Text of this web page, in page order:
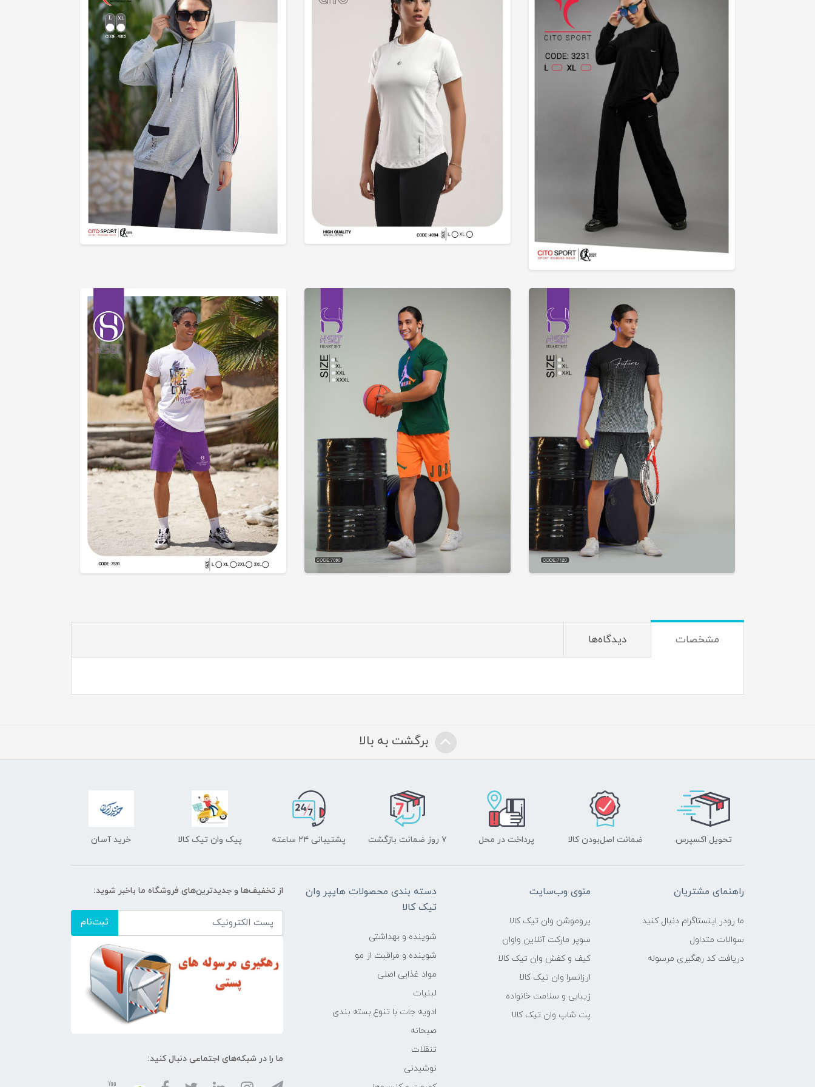
مشخصات دیدگاه‌ها
برگشت به بالا
تحویل اکسپرس ضمانت اصل‌بودن کالا پرداخت در محل ۷ روز ضمانت بازگشت پشتیبانی ۲۴ ساعته پیک وان تیک کالا خرید آسان
راهنمای مشتریان
ما رودر اینستاگرام دنبال کنید
سوالات متداول
دریافت کد رهگیری مرسوله
منوی وب‌سایت
پروموشن وان تیک کالا
سوپر مارکت آنلاین واوان
کیف و کفش وان تیک کالا
ارزانسرا وان تیک کالا
زیبایی و سلامت خانواده
پت شاپ وان تیک کالا
دسته بندی محصولات هایپر وان
تیک کالا
شوینده و بهداشتی
شوینده و مراقبت از مو
مواد غذایی اصلی
لبنیات
ادویه جات با تنوع بسته بندی
صبحانه
تنقلات
نوشیدنی
از تخفیف‌ها و جدیدترین‌های فروشگاه ما باخبر شوید:
ثبت‌نام
ما را در شبکه‌های اجتماعی دنبال کنید: